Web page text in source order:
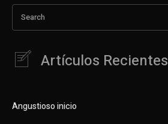
Search
Artículos Recientes
Angustioso inicio